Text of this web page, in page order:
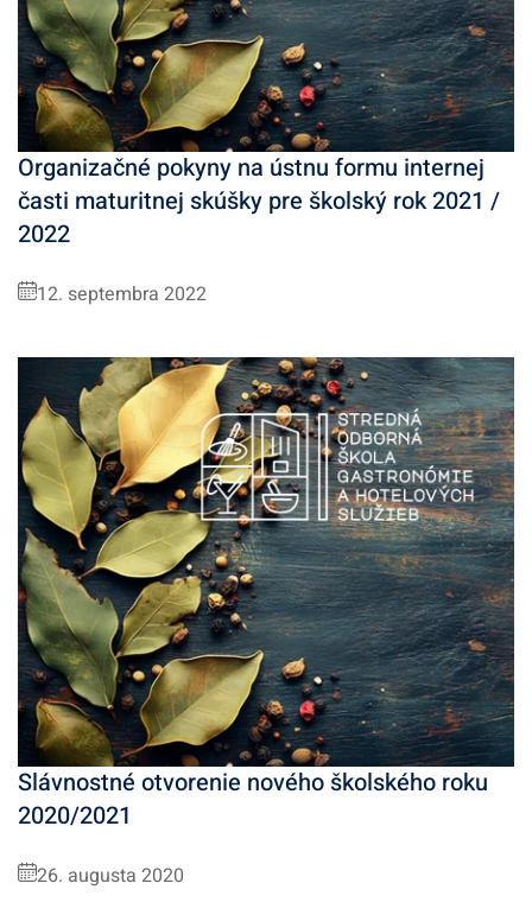
Organizačné pokyny na ústnu formu internej
časti maturitnej skúšky pre školský rok 2021 /
2022
12. septembra 2022
Slávnostné otvorenie nového školského roku
2020/2021
26. augusta 2020